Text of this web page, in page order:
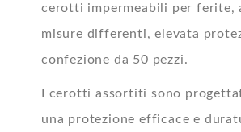
cerotti impermeabili per ferite,
misure differenti, elevata
confezione da 50 pezzi.
I cerotti assortiti sono
una protezione efficace e